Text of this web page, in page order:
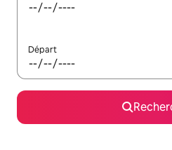
Départ